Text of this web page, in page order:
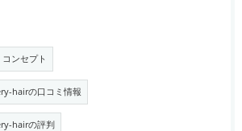
コンセプト
hairの口コミ情報
hairの評判